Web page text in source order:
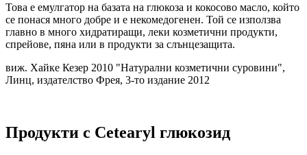
Това е емулгатор на базата на глюкоза и кокосово масло, който
се понася много добре и е некомедогенен. Той се използва
главно в много хидратиращи, леки козметични продукти,
спрейове, пяна или в продукти за слънцезащита.
виж. Хайке Кезер 2010 "Натурални козметични суровини",
Линц, издателство Фрея, 3-то издание 2012
Продукти с Cetearyl глюкозид